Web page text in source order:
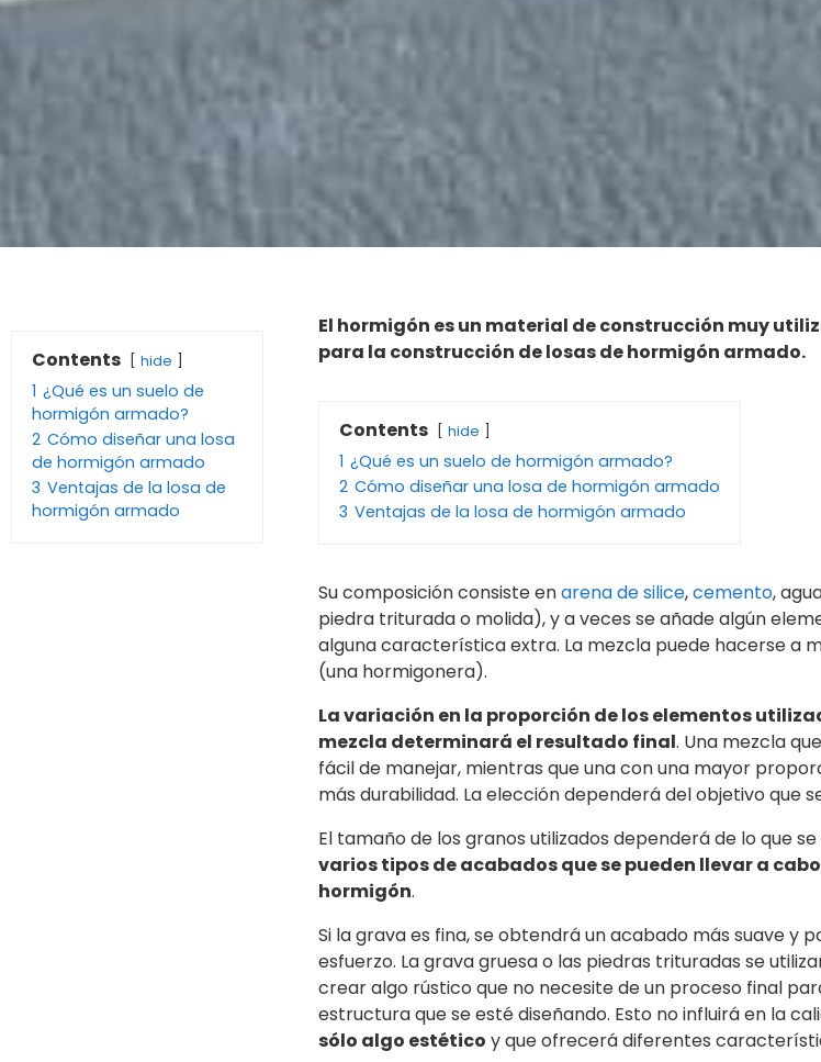
Contents hide
1 ¿Qué es un suelo de
hormigón armado?
2 Cómo diseñar una losa
de hormigón armado
3 Ventajas de la losa de
hormigón armado
El hormigón es un material de construcción muy
para la construcción de losas de hormigón armado.
Contents hide
1 ¿Qué es un suelo de hormigón armado?
2 Cómo diseñar una losa de hormigón armado
3 Ventajas de la losa de hormigón armado
Su composición consiste enarena de silice,cemento,
piedra triturada o molida), y a veces se añade algún
alguna característica extra. La mezcla puede hacerse a
(una hormigonera).
La variación en la proporción de los elementos
mezcla determinará el resultado final. Una mezcla
fácil de manejar, mientras que una con una mayor
más durabilidad. La elección dependerá del objetivo que
El tamaño de los granos utilizados dependerá de lo que
varios tipos de acabados que se pueden llevar a
hormigón.
Si la grava es fina, se obtendrá un acabado más suave y
esfuerzo. La grava gruesa o las piedras trituradas se
crear algo rústico que no necesite de un proceso final
estructura que se esté diseñando. Esto no influirá en la
sólo algo estético y que ofrecerá diferentes